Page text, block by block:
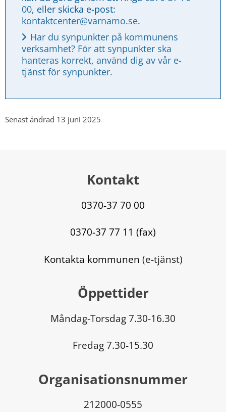
00
kontaktcenter@varnamo.se.
Har du synpunkter på kommunens
verksamhet? För att synpunkter ska
hanteras korrekt, använd dig av vår e-
tjänst för synpunkter.
Senast ändrad 13 juni 2025
Kontakt
0370-37 70 00
0370-37 77 11 (fax)
Kontakta kommunen (e-tjänst)
Öppettider
Måndag-Torsdag 7.30-16.30
Fredag 7.30-15.30
Organisationsnummer
212000-0555